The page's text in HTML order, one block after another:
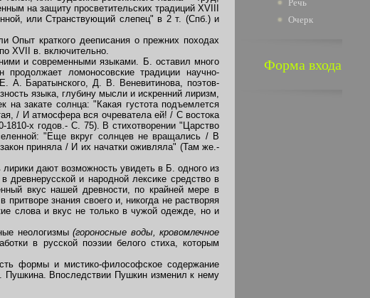
на защиту просветительских традиций XVIII
или Странствующий слепец" в 2 т. (Спб.) и
Опыт краткого дееписания о прежних походах
XVII в. включительно.
и современными языками. Б. оставил много
ломоносовские традиции научно-
Баратынского, Д. В. Веневитинова, поэтов-
языка, глубину мысли и искренний лиризм,
закате солнца: "Какая густота подъемлется
/ И атмосфера вся очреватела ей! / С востока
х годов.- С. 75). В стихотворении "Царство
"Еще вкруг солнцев не вращались / В
приняла / И их начатки оживляла" (Там же.-
дают возможность увидеть в Б. одного из
древнерусской и народной лексике средство в
вкус нашей древности, по крайней мере в
знания своего и, никогда не растворяя
слова и вкус не только в чужой одежде, но и
неологизмы(гороносные воды, кровомлечное
в русской поэзии белого стиха, которым
формы и мистико-философское содержание
Впоследствии Пушкин изменил к нему
Речь
Очерк
Форма входа